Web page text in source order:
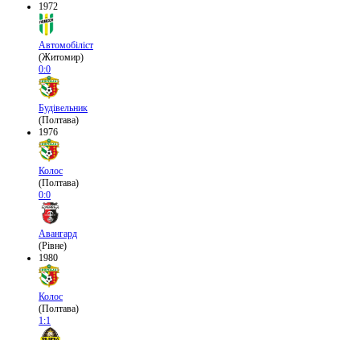
1972
Автомобіліст
(Житомир)
0:0
Будівельник
(Полтава)
1976
Колос
(Полтава)
0:0
Авангард
(Рівне)
1980
Колос
(Полтава)
1:1